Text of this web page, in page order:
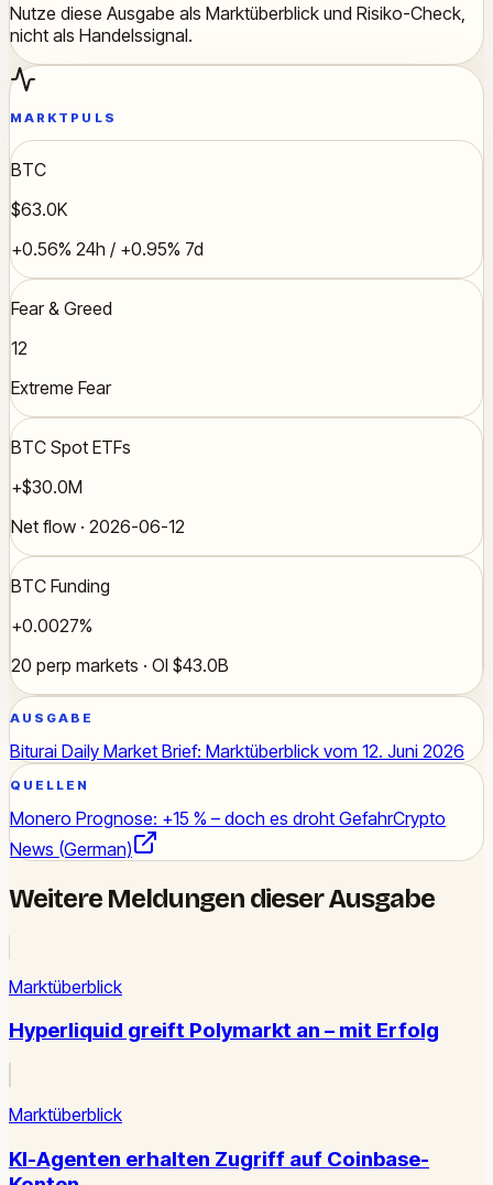
Nutze diese Ausgabe als Marktüberblick und Risiko-Check,
nicht als Handelssignal.
MARKTPULS
BTC
$63.0K
+0.56% 24h / +0.95% 7d
Fear & Greed
12
Extreme Fear
BTC Spot ETFs
+$30.0M
Net flow · 2026-06-12
BTC Funding
+0.0027%
20 perp markets · OI $43.0B
AUSGABE
Biturai Daily Market Brief: Marktüberblick vom 12. Juni 2026
QUELLEN
Monero Prognose: +15 % – doch es droht GefahrCrypto
News (German)
Weitere Meldungen dieser Ausgabe
Marktüberblick
Hyperliquid greift Polymarkt an – mit Erfolg
Marktüberblick
KI-Agenten erhalten Zugriff auf Coinbase-